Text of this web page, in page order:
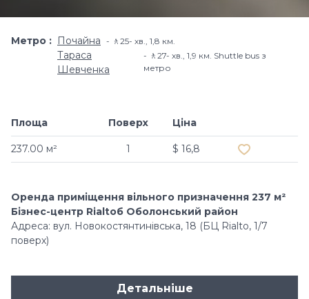
Метро Почайна 🚶25- хв​., 1,8 км.
Тараса
Шевченка
🚶27- хв​., 1,9 км. Shuttle bus з
метро
Площа
237.00 м²
Поверх
1
Ціна
$ 16,8
Оренда приміщення вільного призначення 237 м²
Бізнес-центр Rialtoб Оболонський район
Адреса: вул. Новокостянтинівська, 18 (БЦ Rialto, 1/7
поверх)
Детальніше